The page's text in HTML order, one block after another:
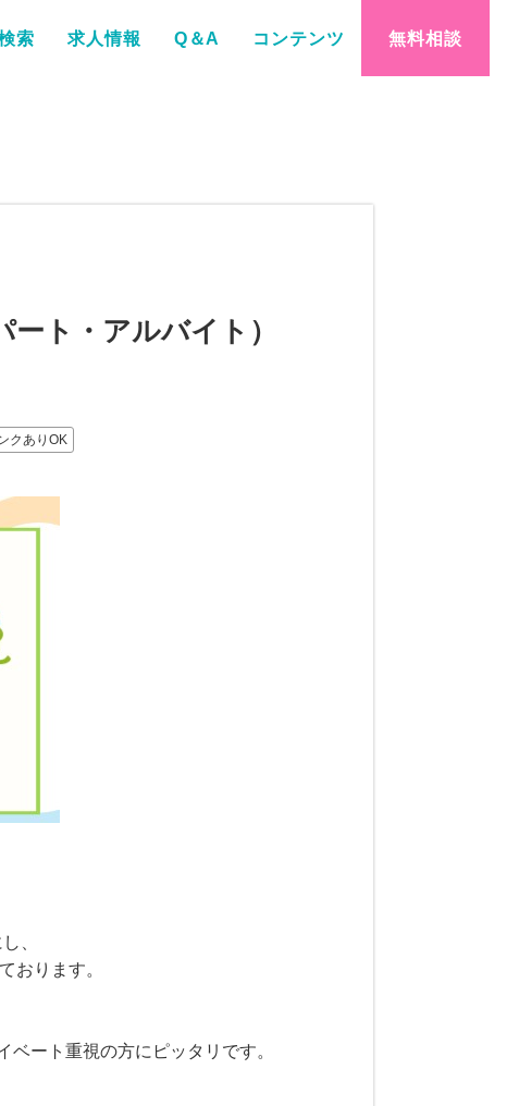
索 求人情報 Q＆A コンテンツ 無料相談
ト・アルバイト）
クありOK
、
おります。
ート重視の方にピッタリです。